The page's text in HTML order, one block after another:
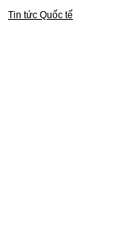
Tin tức Quốc tế